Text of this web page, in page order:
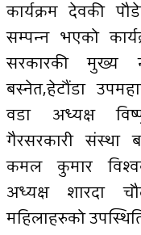
कार्यक्रम देवकी
सम्पन्न भएको
सरकारकी मुख्य
बस्नेत,हेटौंडा
वडा अध्यक्ष
गैरसरकारी संस्था
कमल कुमार
अध्यक्ष शारदा
महिलाहरुको